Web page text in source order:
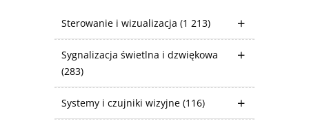
Sterowanie i wizualizacja (1 213)
Sygnalizacja świetlna i dzwiękowa
(283)
Systemy i czujniki wizyjne (116)